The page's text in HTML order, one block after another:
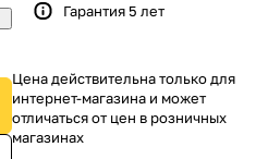
Гарантия 5 лет
Цена действительна только для
интернет-магазина и может
отличаться от цен в розничных
магазинах